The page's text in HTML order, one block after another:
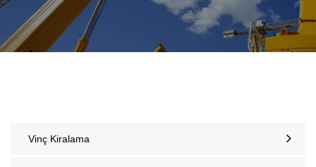
Vinç Kiralama